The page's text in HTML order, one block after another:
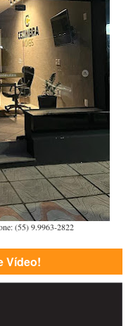
(55) 9.9963-2822
Vídeo!